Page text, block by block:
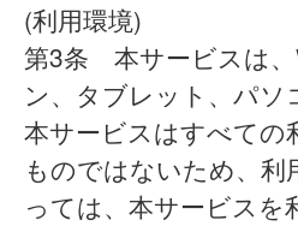
(利用環境)
第3条 本サービスは
ン、タブレット、パ
本サービスはすべての
ものではないため、利
っては、本サービス